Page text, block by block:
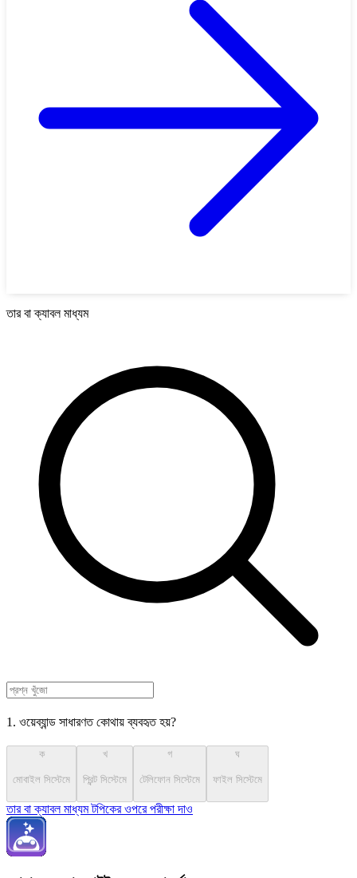
তার বা ক্যাবল মাধ্যম
1. ওয়েব্যান্ড সাধারণত কোথায় ব্যবহৃত হয়?
ক
মোবাইল সিস্টেমে
খ
প্রিন্ট সিস্টেমে
গ
টেলিফোন সিস্টেমে
ঘ
ফাইল সিস্টেমে
তার বা ক্যাবল মাধ্যম টপিকের ওপরে পরীক্ষা দাও